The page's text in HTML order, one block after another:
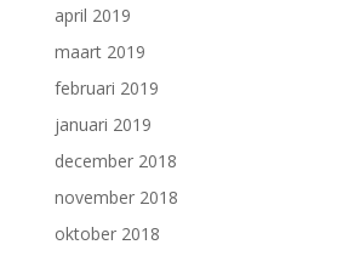
april 2019
maart 2019
februari 2019
januari 2019
december 2018
november 2018
oktober 2018